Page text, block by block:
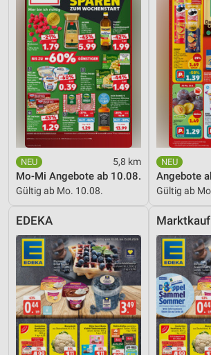
5,8 km
Mo-Mi Angebote ab 10.08.
Gültig ab Mo. 10.08.
Angebote
Gültig ab
EDEKA Marktkauf